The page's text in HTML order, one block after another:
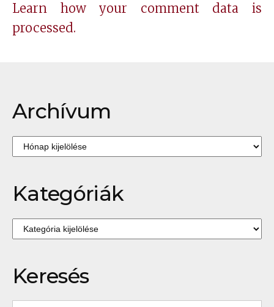
Learn how your comment data is
processed.
Archívum
Archívum
Kategóriák
Kategóriák
Keresés